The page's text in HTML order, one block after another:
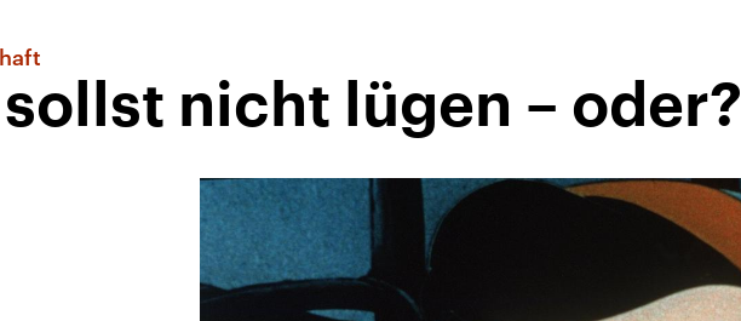
sollst nicht lügen – oder?